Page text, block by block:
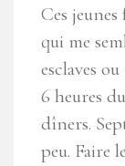
Ces jeunes
qui me
esclaves
6 heures
dîners.
peu. Faire